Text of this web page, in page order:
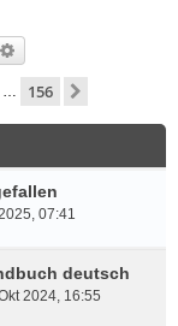
… 156
07:41
deutsch
2024, 16:55